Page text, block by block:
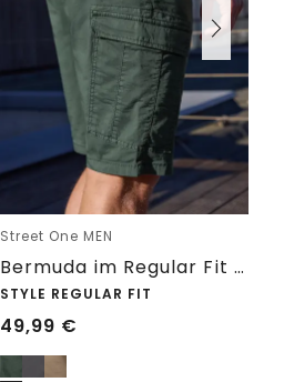
Street One MEN
Bermuda im Regular Fit im Cargo-Look
STYLE REGULAR FIT
49,99 €